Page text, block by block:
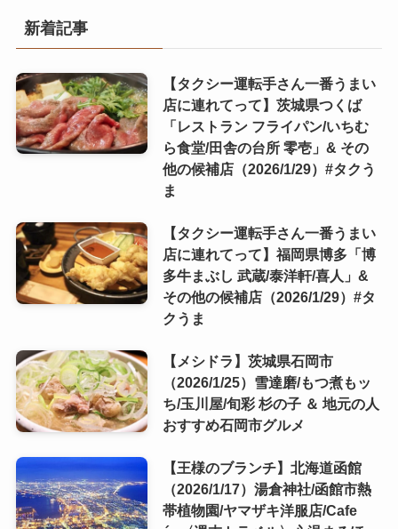
新着記事
【タクシー運転手さん一番うまい
店に連れてって】茨城県つくば
「レストラン フライパン/いちむ
ら食堂/田舎の台所 零壱」& その
他の候補店（2026/1/29）#タクう
ま
【タクシー運転手さん一番うまい
店に連れてって】福岡県博多「博
多牛まぶし 武蔵/泰洋軒/喜人」&
その他の候補店（2026/1/29）#タ
クうま
【メシドラ】茨城県石岡市
（2026/1/25）雪達磨/もつ煮もッ
ち/玉川屋/旬彩 杉の子 ＆ 地元の人
おすすめ石岡市グルメ
【王様のブランチ】北海道函館
（2026/1/17）湯倉神社/函館市熱
帯植物園/ヤマザキ洋服店/Cafe